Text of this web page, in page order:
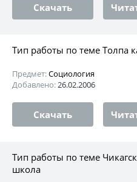
Скачать
Тип работы по теме Толпа
Предмет:Социология
Добавлено:26.02.2006
Скачать
Тип работы по теме
школа